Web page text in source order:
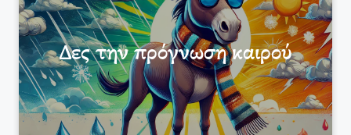
Δες την πρόγνωση καιρού